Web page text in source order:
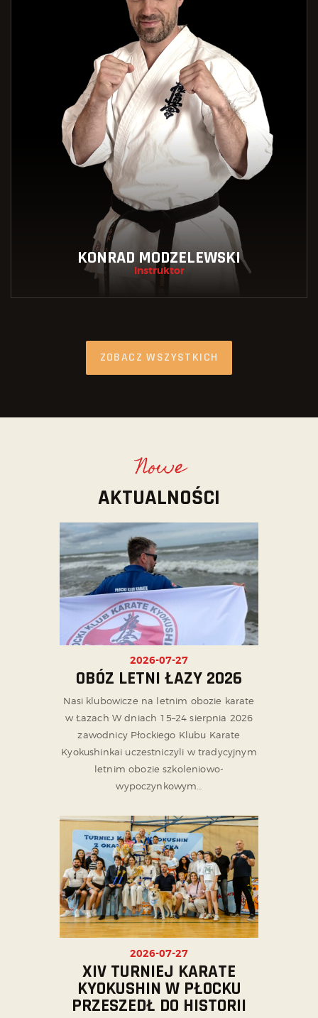
KONRAD MODZELEWSKI
Instruktor
ZOBACZ WSZYSTKICH
Nowe
AKTUALNOŚCI
OBÓZ LETNI ŁAZY 2026
2026-07-27
Nasi klubowicze na letnim obozie karate
w Łazach W dniach 15–24 sierpnia 2026
zawodnicy Płockiego Klubu Karate
Kyokushinkai uczestniczyli w tradycyjnym
letnim obozie szkoleniowo-
wypoczynkowym…
XIV TURNIEJ KARATE
KYOKUSHIN W PŁOCKU
PRZESZEDŁ DO HISTORII
2026-07-27